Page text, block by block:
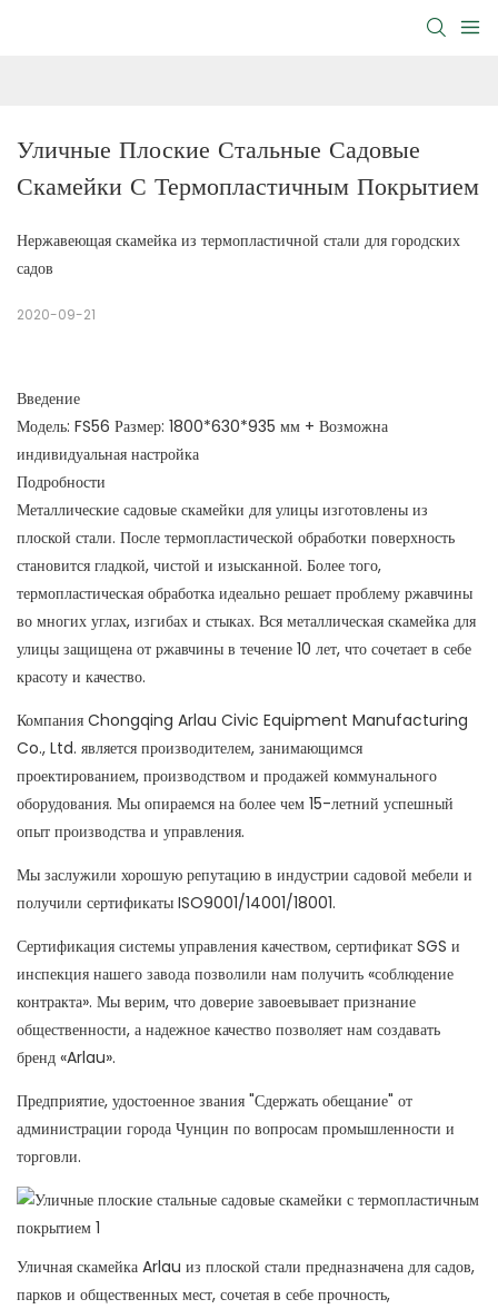
Уличные Плоские Стальные Садовые
Скамейки С Термопластичным Покрытием
Нержавеющая скамейка из термопластичной стали для городских
садов
2020-09-21
Введение
Модель: FS56 Размер: 1800*630*935 мм + Возможна
индивидуальная настройка
Подробности
Металлические садовые скамейки для улицы изготовлены из
плоской стали. После термопластической обработки поверхность
становится гладкой, чистой и изысканной. Более того,
термопластическая обработка идеально решает проблему ржавчины
во многих углах, изгибах и стыках. Вся металлическая скамейка для
улицы защищена от ржавчины в течение 10 лет, что сочетает в себе
красоту и качество.
Компания Chongqing Arlau Civic Equipment Manufacturing
Co., Ltd. является производителем, занимающимся
проектированием, производством и продажей коммунального
оборудования. Мы опираемся на более чем 15-летний успешный
опыт производства и управления.
Мы заслужили хорошую репутацию в индустрии садовой мебели и
получили сертификаты ISO9001/14001/18001.
Сертификация системы управления качеством, сертификат SGS и
инспекция нашего завода позволили нам получить «соблюдение
контракта». Мы верим, что доверие завоевывает признание
общественности, а надежное качество позволяет нам создавать
бренд «Arlau».
Предприятие, удостоенное звания "Сдержать обещание" от
администрации города Чунцин по вопросам промышленности и
торговли.
Уличная скамейка Arlau из плоской стали предназначена для садов,
парков и общественных мест, сочетая в себе прочность,